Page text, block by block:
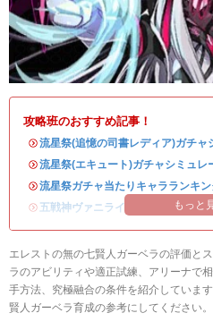
攻略班のおすすめ記事！
・流星祭(追憶の司書レディア)ガチャ
・流星祭(エキュート)ガチャシミュレ
・流星祭ガチャ当たりキャラランキ
・ 五戦神ヴァニライベントまとめもっと
エレストの無の七賢人ガーベラの評価と
ラのアビリティや適正試練、アリーナで
手方法、究極融合の条件を紹介していま
賢人ガーベラ育成の参考にしてください。